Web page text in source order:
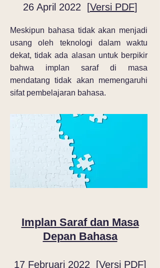
26 April 2022 [Versi PDF]
Meskipun bahasa tidak akan menjadi
usang oleh teknologi dalam waktu
dekat, tidak ada alasan untuk berpikir
bahwa implan saraf di masa
mendatang tidak akan memengaruhi
sifat pembelajaran bahasa.
Implan Saraf dan Masa
Depan Bahasa
17 Februari 2022 [Versi PDF]